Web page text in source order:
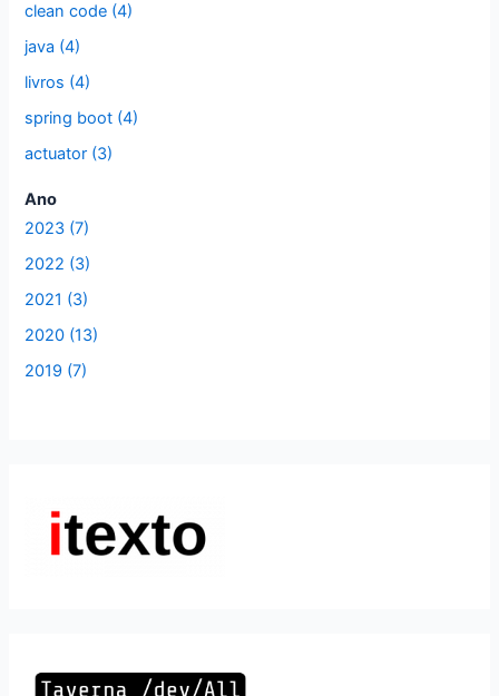
o
r
:
clean code (4)
java (4)
livros (4)
spring boot (4)
actuator (3)
Ano
2023 (7)
2022 (3)
2021 (3)
2020 (13)
2019 (7)